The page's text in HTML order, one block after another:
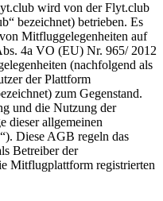
wird von der Flyt.club
bezeichnet) betrieben. Es
Mitfluggelegenheiten auf
4a VO (EU) Nr. 965/ 2012
(nachfolgend als
der Plattform
zum Gegenstand.
und die Nutzung der
dieser allgemeinen
Diese AGB regeln das
Betreiber der
Mitflugplattform registrierten